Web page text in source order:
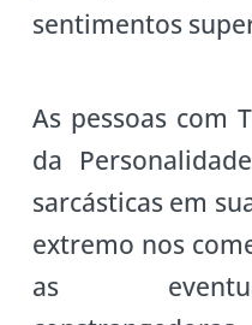
sentimentos
As pessoas com
da
sarcásticas em
extremo nos
as